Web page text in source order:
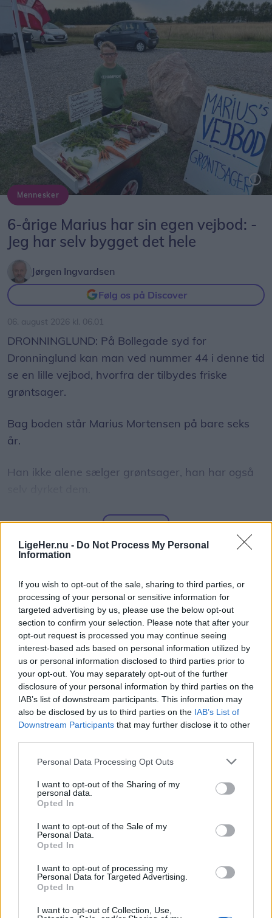
LigeHer.nu - Do Not Process My Personal
Information
If you wish to opt-out of the sale, sharing to third parties, or
processing of your personal or sensitive information for
targeted advertising by us, please use the below opt-out
section to confirm your selection. Please note that after your
opt-out request is processed you may continue seeing
interest-based ads based on personal information utilized by
us or personal information disclosed to third parties prior to
your opt-out. You may separately opt-out of the further
disclosure of your personal information by third parties on the
IAB’s list of downstream participants. This information may
also be disclosed by us to third parties on the IAB’s List of
Downstream Participants that may further disclose it to other
Personal Data Processing Opt Outs
I want to opt-out of the Sharing of my
personal data.
Opted In
I want to opt-out of the Sale of my
Personal Data.
Opted In
I want to opt-out of processing my
Personal Data for Targeted Advertising.
Opted In
I want to opt-out of Collection, Use,
Mennesker
6-årige Marius har sin egen vejbod: -
Jeg har selv bygget det hele
Jørgen Ingvardsen
Følg os på Discover
06. august 2026 kl. 06.01
DRONNINGLUND: På Bollegade syd for
Dronninglund kan man ved nummer 44 i denne tid
se en lille vejbod, hvorfra der tilbydes friske
grøntsager.
Bag boden står Marius Mortensen på bare seks
år.
Han ikke alene sælger grøntsager, han har også
I sine forældres have har han fået sin helt egen
afdeling, hvor han i foråret såede squash,
rødbeder, gulerødder, radiser og salat.
Han har også passet dem omhyggeligt frem til nu,
hvor han hver dag sætter et udvalg til salg i sin
vejbod.
- Jeg har ikke så meget tilbage, for det meste er
allerede solgt, fortæller han, mens han viser sin
have frem.
Del artikel
Events
censurerede udstilling er allerede i
gang
Jørgen Ingvardsen
Følg os på Discover